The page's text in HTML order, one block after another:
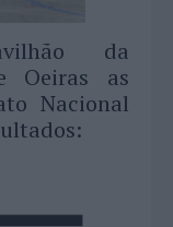
da
Oeiras as
Nacional